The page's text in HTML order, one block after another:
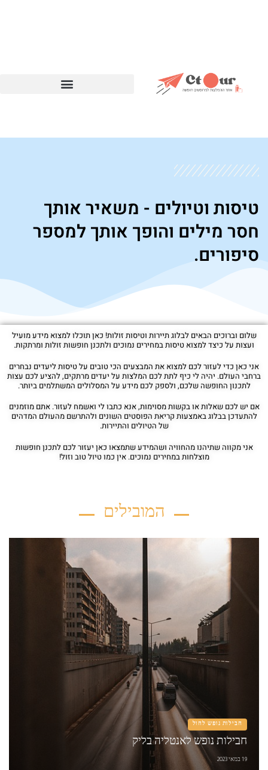
טיסות וטיולים - משאיר אותך
חסר מילים והופך אותך למספר
סיפורים.
שלום וברוכים הבאים לבלוג תיירות וטיסות זולות! כאן תוכלו למצוא מידע מועיל
ועצות על כיצד למצוא טיסות במחירים נמוכים ולתכנן חופשות זולות ומרתקות.
אני כאן כדי לעזור לכם למצוא את המבצעים הכי טובים על טיסות ליעדים נבחרים
ברחבי העולם. יהיה לי כיף לתת לכם המלצות על יעדים מרתקים, להציע לכם עצות
לתכנון החופשה שלכם, ולספק לכם מידע על המסלולים המשתלמים ביותר.
אם יש לכם שאלות או בקשות מסוימות, אנא כתבו לי ואשמח לעזור. אתם מוזמנים
להתעדכן בבלוג באמצעות קריאת הפוסטים השונים ולהתרשם מהעולם המדהים
של הטיולים והתיירות.
אני מקווה שתיהנו מהחוויה ושהמידע שתמצאו כאן יעזור לכם לתכנן חופשות
מוצלחות במחירים נמוכים. אין כמו טיול טוב וזול!
המובילים
חבילות נופש לחול
חבילות נופש לאנטליה בליק
19 במאי 2023